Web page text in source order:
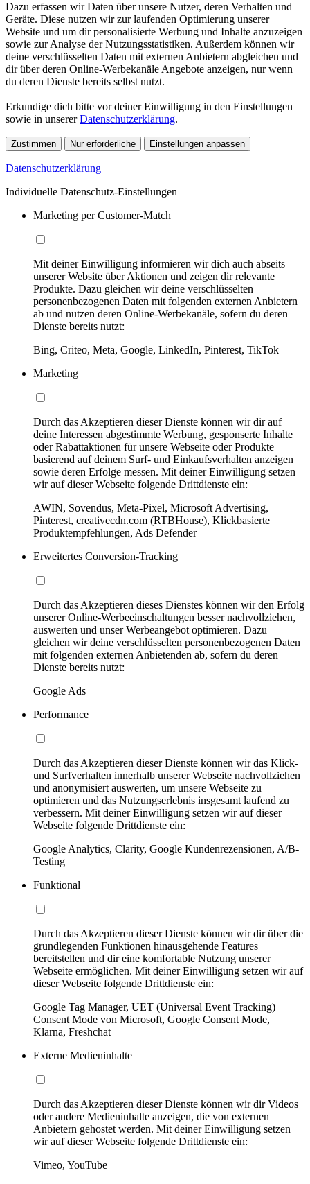
Dazu erfassen wir Daten über unsere Nutzer, deren Verhalten und
Geräte. Diese nutzen wir zur laufenden Optimierung unserer
Website und um dir personalisierte Werbung und Inhalte anzuzeigen
sowie zur Analyse der Nutzungsstatistiken. Außerdem können wir
deine verschlüsselten Daten mit externen Anbietern abgleichen und
dir über deren Online-Werbekanäle Angebote anzeigen, nur wenn
du deren Dienste bereits selbst nutzt.
Erkundige dich bitte vor deiner Einwilligung in den Einstellungen
sowie in unsererDatenschutzerklärung.
Zustimmen Nur erforderliche Einstellungen anpassen
Datenschutzerklärung
Individuelle Datenschutz-Einstellungen
Marketing per Customer-Match
Mit deiner Einwilligung informieren wir dich auch abseits
unserer Website über Aktionen und zeigen dir relevante
Produkte. Dazu gleichen wir deine verschlüsselten
personenbezogenen Daten mit folgenden externen Anbietern
ab und nutzen deren Online-Werbekanäle, sofern du deren
Dienste bereits nutzt:
Bing, Criteo, Meta, Google, LinkedIn, Pinterest, TikTok
Marketing
Durch das Akzeptieren dieser Dienste können wir dir auf
deine Interessen abgestimmte Werbung, gesponserte Inhalte
oder Rabattaktionen für unsere Webseite oder Produkte
basierend auf deinem Surf- und Einkaufsverhalten anzeigen
sowie deren Erfolge messen. Mit deiner Einwilligung setzen
wir auf dieser Webseite folgende Drittdienste ein:
AWIN, Sovendus, Meta-Pixel, Microsoft Advertising,
Pinterest, creativecdn.com (RTBHouse), Klickbasierte
Produktempfehlungen, Ads Defender
Erweitertes Conversion-Tracking
Durch das Akzeptieren dieses Dienstes können wir den Erfolg
unserer Online-Werbeeinschaltungen besser nachvollziehen,
auswerten und unser Werbeangebot optimieren. Dazu
gleichen wir deine verschlüsselten personenbezogenen Daten
mit folgenden externen Anbietenden ab, sofern du deren
Dienste bereits nutzt:
Google Ads
Performance
Durch das Akzeptieren dieser Dienste können wir das Klick-
und Surfverhalten innerhalb unserer Webseite nachvollziehen
und anonymisiert auswerten, um unsere Webseite zu
optimieren und das Nutzungserlebnis insgesamt laufend zu
verbessern. Mit deiner Einwilligung setzen wir auf dieser
Webseite folgende Drittdienste ein:
Google Analytics, Clarity, Google Kundenrezensionen, A/B-
Testing
Funktional
Durch das Akzeptieren dieser Dienste können wir dir über die
grundlegenden Funktionen hinausgehende Features
bereitstellen und dir eine komfortable Nutzung unserer
Webseite ermöglichen. Mit deiner Einwilligung setzen wir auf
dieser Webseite folgende Drittdienste ein:
Google Tag Manager, UET (Universal Event Tracking)
Consent Mode von Microsoft, Google Consent Mode,
Klarna, Freshchat
Externe Medieninhalte
Durch das Akzeptieren dieser Dienste können wir dir Videos
oder andere Medieninhalte anzeigen, die von externen
Anbietern gehostet werden. Mit deiner Einwilligung setzen
wir auf dieser Webseite folgende Drittdienste ein:
Vimeo, YouTube